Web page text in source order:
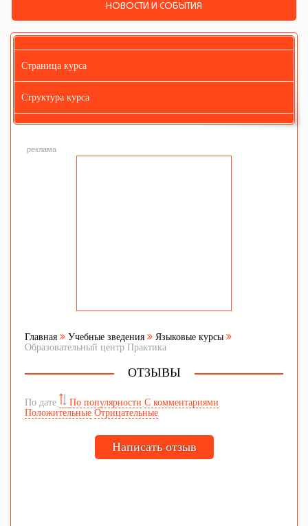
НОВОСТИ И СОБЫТИЯ
Страница курса
Структура курса
реклама
Главная Учебные зведения
Языковые курсы
Образовательный центр Практика
ОТЗЫВЫ
По дате По популярности С комментариями
Положительные Отрицательные
Написать отзыв